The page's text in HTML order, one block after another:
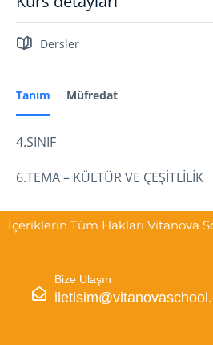
Tanım Müfredat
4.SINIF
6.TEMA – KÜLTÜR VE ÇEŞİTLİLİK
Dersler
İçeriklerin Tüm Hakları Vitanova
Bize Ulaşın